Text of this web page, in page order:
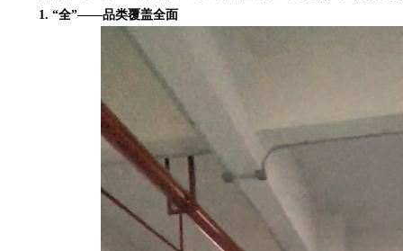
1. “全”——品类覆盖全面